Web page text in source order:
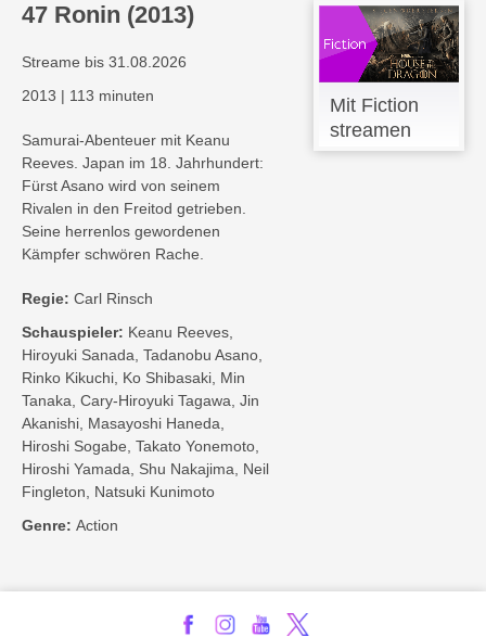
47 Ronin (2013)
Streame bis 31.08.2026
2013 | 113 minuten
Samurai-Abenteuer mit Keanu
Reeves. Japan im 18. Jahrhundert:
Fürst Asano wird von seinem
Rivalen in den Freitod getrieben.
Seine herrenlos gewordenen
Kämpfer schwören Rache.
Regie: Carl Rinsch
Schauspieler: Keanu Reeves,
Hiroyuki Sanada, Tadanobu Asano,
Rinko Kikuchi, Ko Shibasaki, Min
Tanaka, Cary-Hiroyuki Tagawa, Jin
Akanishi, Masayoshi Haneda,
Hiroshi Sogabe, Takato Yonemoto,
Hiroshi Yamada, Shu Nakajima, Neil
Fingleton, Natsuki Kunimoto
Genre: Action
Mit Fiction
streamen